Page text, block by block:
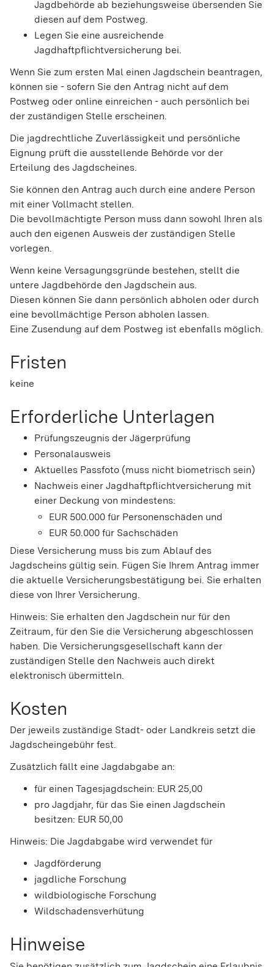
Jagdbehörde ab beziehungsweise übersenden Sie
diesen auf dem Postweg.
Legen Sie eine ausreichende
Jagdhaftpflichtversicherung bei.
Wenn Sie zum ersten Mal einen Jagdschein beantragen,
können sie - sofern Sie den Antrag nicht auf dem
Postweg oder online einreichen - auch persönlich bei
der zuständigen Stelle erscheinen.
Die jagdrechtliche Zuverlässigkeit und persönliche
Eignung prüft die ausstellende Behörde vor der
Erteilung des Jagdscheines.
Sie können den Antrag auch durch eine andere Person
mit einer Vollmacht stellen.
Die bevollmächtigte Person muss dann sowohl Ihren als
auch den eigenen Ausweis der zuständigen Stelle
vorlegen.
Wenn keine Versagungsgründe bestehen, stellt die
untere Jagdbehörde den Jagdschein aus.
Diesen können Sie dann persönlich abholen oder durch
eine bevollmächtige Person abholen lassen.
Eine Zusendung auf dem Postweg ist ebenfalls möglich.
Fristen
keine
Erforderliche Unterlagen
Prüfungszeugnis der Jägerprüfung
Personalausweis
Aktuelles Passfoto (muss nicht biometrisch sein)
Nachweis einer Jagdhaftpflichtversicherung mit
einer Deckung von mindestens:
EUR 500.000 für Personenschäden und
EUR 50.000 für Sachschäden
Diese Versicherung muss bis zum Ablauf des
Jagdscheins gültig sein. Fügen Sie Ihrem Antrag immer
die aktuelle Versicherungsbestätigung bei. Sie erhalten
diese von Ihrer Versicherung.
Hinweis: Sie erhalten den Jagdschein nur für den
Zeitraum, für den Sie die Versicherung abgeschlossen
haben. Die Versicherungsgesellschaft kann der
zuständigen Stelle den Nachweis auch direkt
elektronisch übermitteln.
Kosten
Der jeweils zuständige Stadt- oder Landkreis setzt die
Jagdscheingebühr fest.
Zusätzlich fällt eine Jagdabgabe an:
für einen Tagesjagdschein: EUR 25,00
pro Jagdjahr, für das Sie einen Jagdschein
besitzen: EUR 50,00
Hinweis: Die Jagdabgabe wird verwendet für
Jagdförderung
jagdliche Forschung
wildbiologische Forschung
Wildschadensverhütung
Hinweise